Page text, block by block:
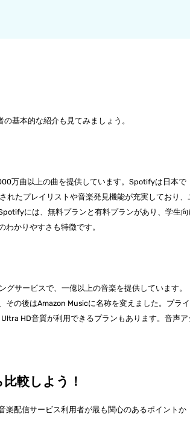
基本的な紹介も見てみましょう。
万曲以上の曲を提供しています。Spotifyは日本で
れたプレイリストや音楽発見機能が充実しており、
には、無料プランと有料プランがあり、学生
かりやすさも特徴です。
サービスで、一億以上の音楽を提供しています。
その後はAmazon Musicに名称を変えました。プライ
HD音質が利用できるプランもあります。音声ア
較しよう！
楽配信サービス利用者が最も関心のあるポイントか